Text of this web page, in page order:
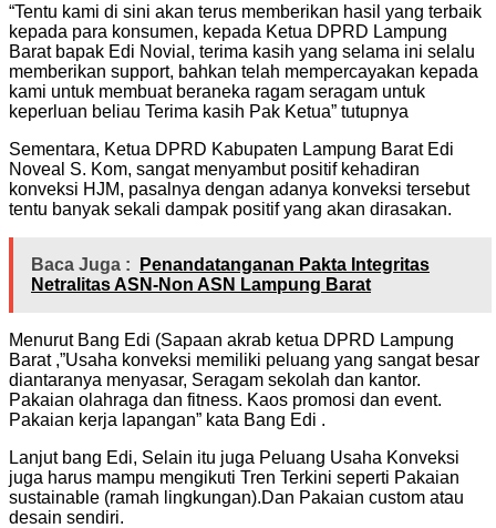
“Tentu kami di sini akan terus memberikan hasil yang terbaik
kepada para konsumen, kepada Ketua DPRD Lampung
Barat bapak Edi Novial, terima kasih yang selama ini selalu
memberikan support, bahkan telah mempercayakan kepada
kami untuk membuat beraneka ragam seragam untuk
keperluan beliau Terima kasih Pak Ketua” tutupnya
Sementara, Ketua DPRD Kabupaten Lampung Barat Edi
Noveal S. Kom, sangat menyambut positif kehadiran
konveksi HJM, pasalnya dengan adanya konveksi tersebut
tentu banyak sekali dampak positif yang akan dirasakan.
Baca Juga :
Penandatanganan Pakta Integritas
Netralitas ASN-Non ASN Lampung Barat
Menurut Bang Edi (Sapaan akrab ketua DPRD Lampung
Barat ,”Usaha konveksi memiliki peluang yang sangat besar
diantaranya menyasar, Seragam sekolah dan kantor.
Pakaian olahraga dan fitness. Kaos promosi dan event.
Pakaian kerja lapangan” kata Bang Edi .
Lanjut bang Edi, Selain itu juga Peluang Usaha Konveksi
juga harus mampu mengikuti Tren Terkini seperti Pakaian
sustainable (ramah lingkungan).Dan Pakaian custom atau
desain sendiri.